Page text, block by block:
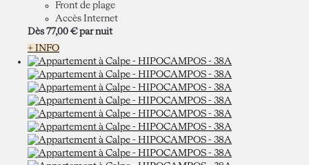
Front de plage
Accès Internet
Dès 77,00 € par nuit
+ INFO